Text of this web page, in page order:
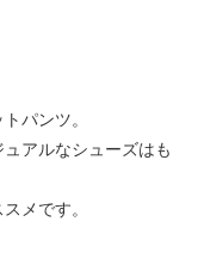
パンツ。
アルなシューズはも
メです。